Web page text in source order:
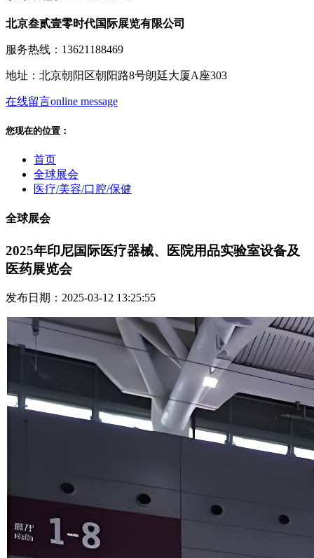
北京叁贰壹零时代国际展览有限公司
服务热线：13621188469
地址：北京朝阳区朝阳路8号朗廷大厦A座303
在线留言online message
您现在的位置：
首页
全球展会
医疗/美容/口腔/保健
全球展会
2025年印尼国际医疗器械、医院用品实验室设备及
医药展览会
发布日期：2025-03-12 13:25:55